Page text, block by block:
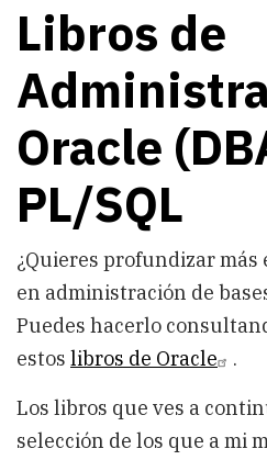
Libros de
Oracle
PL/SQL
¿Quieres profundizar más
en administración de
Puedes hacerlo
estos libros de Oracle
.
Los libros que ves a
selección de los que a mi